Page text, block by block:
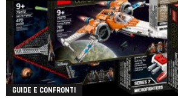
GUIDE E CONFRONTI